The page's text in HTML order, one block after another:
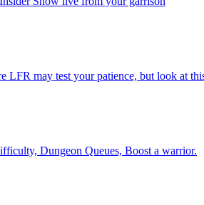
LFR may test your patience, but look at
Dungeon Queues, Boost a warrior.